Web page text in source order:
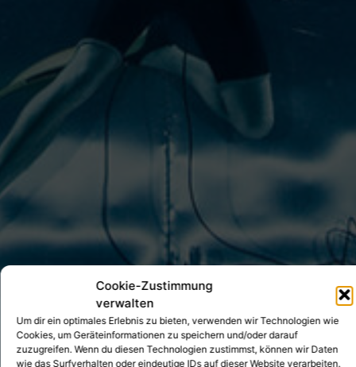
Cookie-Zustimmung
verwalten
Um dir ein optimales Erlebnis zu bieten, verwenden wir Technologien wie
Cookies, um Geräteinformationen zu speichern und/oder darauf
zuzugreifen. Wenn du diesen Technologien zustimmst, können wir Daten
wie das Surfverhalten oder eindeutige IDs auf dieser Website verarbeiten.